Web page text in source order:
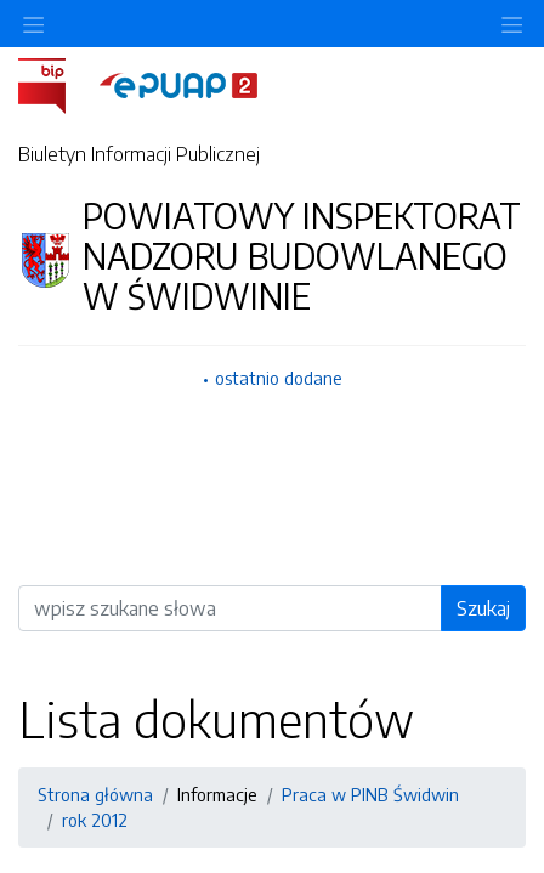
Biuletyn Informacji Publicznej
POWIATOWY INSPEKTORAT
NADZORU BUDOWLANEGO
W ŚWIDWINIE
ostatnio dodane
Wyszukiwarka Szukaj
Lista dokumentów
Strona główna Informacje
Praca w PINB Świdwin
rok 2012